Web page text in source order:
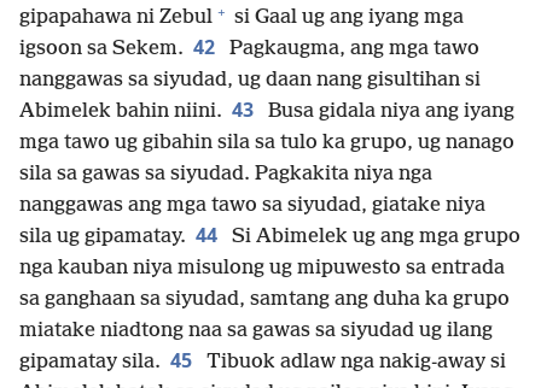
gipapahawa ni Zebul + si Gaal ug ang iyang mga
igsoon sa Sekem. 42
Pagkaugma, ang mga tawo
nanggawas sa siyudad, ug daan nang gisultihan si
Abimelek bahin niini. 43
Busa gidala niya ang iyang
mga tawo ug gibahin sila sa tulo ka grupo, ug nanago
sila sa gawas sa siyudad. Pagkakita niya nga
nanggawas ang mga tawo sa siyudad, giatake niya
sila ug gipamatay. 44
Si Abimelek ug ang mga grupo
nga kauban niya misulong ug mipuwesto sa entrada
sa ganghaan sa siyudad, samtang ang duha ka grupo
miatake niadtong naa sa gawas sa siyudad ug ilang
gipamatay sila. 45
Tibuok adlaw nga nakig-away si